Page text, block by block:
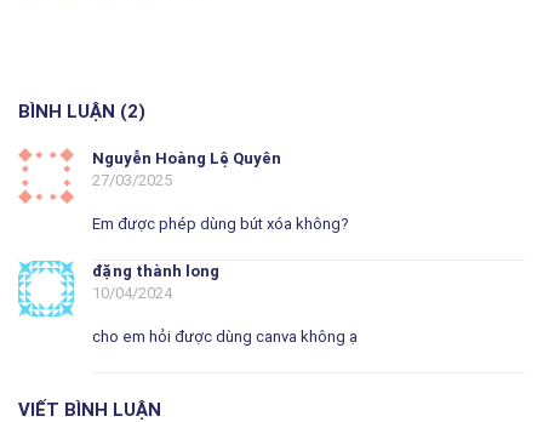
BÌNH LUẬN (2)
Nguyễn Hoàng Lệ Quyên
27/03/2025
Em được phép dùng bút xóa không?
đặng thành long
10/04/2024
cho em hỏi được dùng canva không ạ
VIẾT BÌNH LUẬN